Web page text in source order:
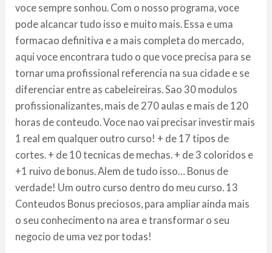
voce sempre sonhou. Com o nosso programa, voce
pode alcancar tudo isso e muito mais. Essa e uma
formacao definitiva e a mais completa do mercado,
aqui voce encontrara tudo o que voce precisa para se
tornar uma profissional referencia na sua cidade e se
diferenciar entre as cabeleireiras. Sao 30 modulos
profissionalizantes, mais de 270 aulas e mais de 120
horas de conteudo. Voce nao vai precisar investir mais
1 real em qualquer outro curso! + de 17 tipos de
cortes. + de 10 tecnicas de mechas. + de 3 coloridos e
+1 ruivo de bonus. Alem de tudo isso… Bonus de
verdade! Um outro curso dentro do meu curso. 13
Conteudos Bonus preciosos, para ampliar ainda mais
o seu conhecimento na area e transformar o seu
negocio de uma vez por todas!